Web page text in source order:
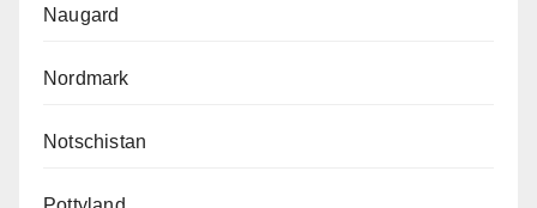
Naugard
Nordmark
Notschistan